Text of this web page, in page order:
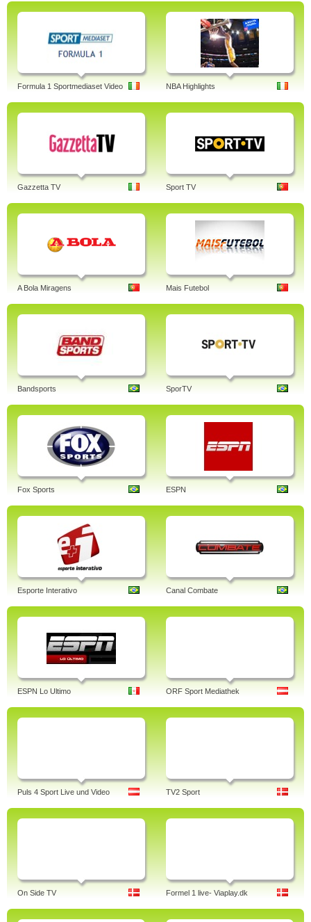
Formula 1 Sportmediaset Video NBA Highlights
Gazzetta TV Sport TV
A Bola Miragens Mais Futebol
Bandsports SporTV
Fox Sports ESPN
Esporte Interativo Canal Combate
ESPN Lo Ultimo ORF Sport Mediathek
Puls 4 Sport Live und Video TV2 Sport
On Side TV Formel 1 live- Viaplay.dk